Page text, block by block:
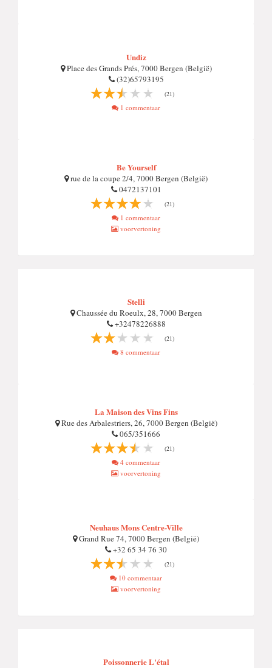
Undiz
Place des Grands Prés, 7000 Bergen (België)
(32)65793195
(21)
1 commentaar
Be Yourself
rue de la coupe 2/4, 7000 Bergen (België)
0472137101
(21)
1 commentaar
voorvertoning
Stelli
Chaussée du Roeulx, 28, 7000 Bergen
+32478226888
(21)
8 commentaar
La Maison des Vins Fins
Rue des Arbalestriers, 26, 7000 Bergen (België)
065/351666
(21)
4 commentaar
voorvertoning
Neuhaus Mons Centre-Ville
Grand Rue 74, 7000 Bergen (België)
+32 65 34 76 30
(21)
10 commentaar
voorvertoning
Poissonnerie L'étal